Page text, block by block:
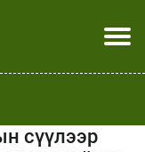
сүүлээр